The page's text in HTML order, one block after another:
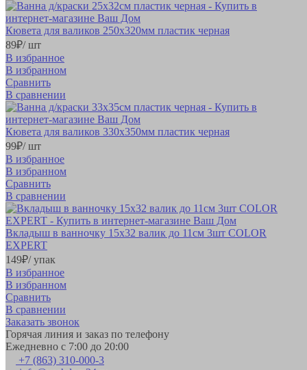
Кювета для валиков 250х320мм пластик черная
89₽/ шт
В избранное
В избранном
Сравнить
В сравнении
Кювета для валиков 330х350мм пластик черная
99₽/ шт
В избранное
В избранном
Сравнить
В сравнении
Вкладыш в ванночку 15х32 валик до 11см 3шт COLOR
EXPERT
149₽/ упак
В избранное
В избранном
Сравнить
В сравнении
Заказать звонок
Горячая линия и заказ по телефону
Ежедневно с 7:00 до 20:00
+7 (863) 310-000-3